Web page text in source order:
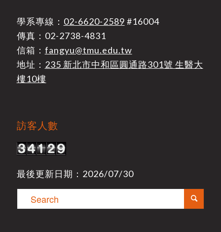
學系專線： 02-6620-2589 #16004
傳真：02-2738-4831
信箱： fangyu@tmu.edu.tw
地址： 235 新北市中和區圓通路301號 生醫大
樓10樓
訪客人數
最後更新日期：2026/07/30